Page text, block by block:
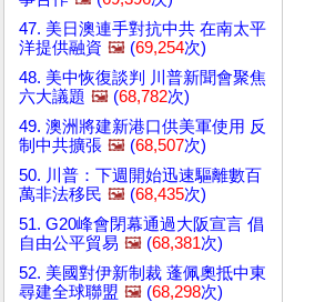
47. 美日澳連手對抗中共 在南太平
洋提供融資 🖼️ (69,254次)
48. 美中恢復談判 川普新聞會聚焦
六大議題 🖼️ (68,782次)
49. 澳洲將建新港口供美軍使用 反
制中共擴張 🖼️ (68,507次)
50. 川普：下週開始迅速驅離數百
萬非法移民 🖼️ (68,435次)
51. G20峰會閉幕通過大阪宣言 倡
自由公平貿易 🖼️ (68,381次)
52. 美國對伊新制裁 蓬佩奧抵中東
尋建全球聯盟 🖼️ (68,298次)